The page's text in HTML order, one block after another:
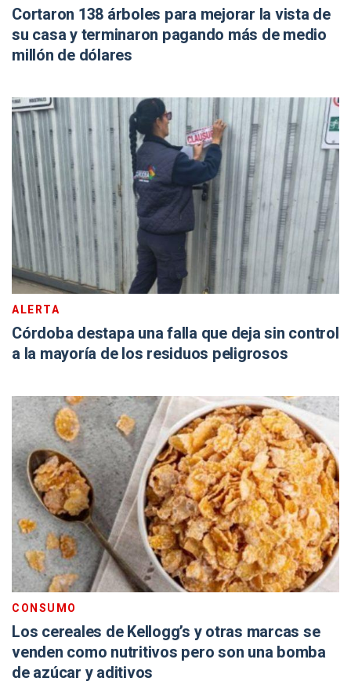
Cortaron 138 árboles para mejorar la vista de
su casa y terminaron pagando más de medio
millón de dólares
ALERTA
Córdoba destapa una falla que deja sin control
a la mayoría de los residuos peligrosos
CONSUMO
Los cereales de Kellogg’s y otras marcas se
venden como nutritivos pero son una bomba
de azúcar y aditivos